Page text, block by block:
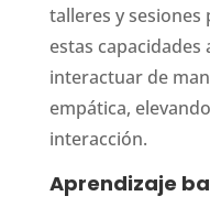
talleres y
estas capacidades
interactuar de
empática,
interacción.
Aprendizaje